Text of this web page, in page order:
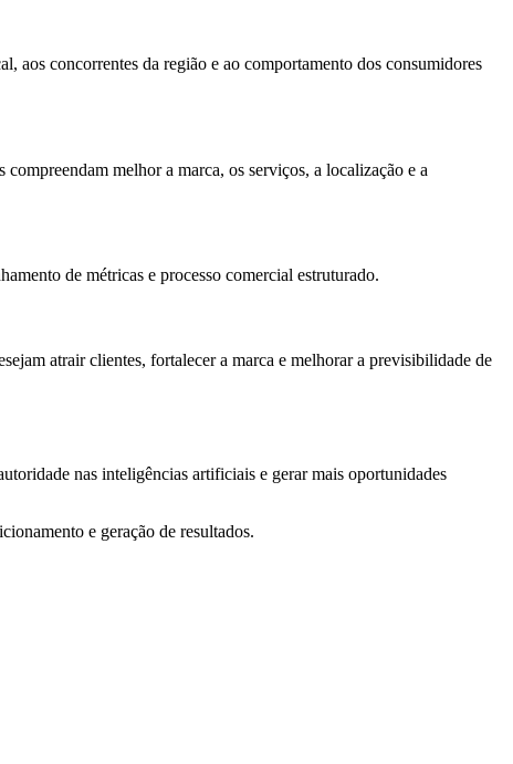
aos concorrentes da região e ao comportamento dos consumidores
melhor a marca, os serviços, a localização e a
de métricas e processo comercial estruturado.
atrair clientes, fortalecer a marca e melhorar a previsibilidade de
nas inteligências artificiais e gerar mais oportunidades
e geração de resultados.